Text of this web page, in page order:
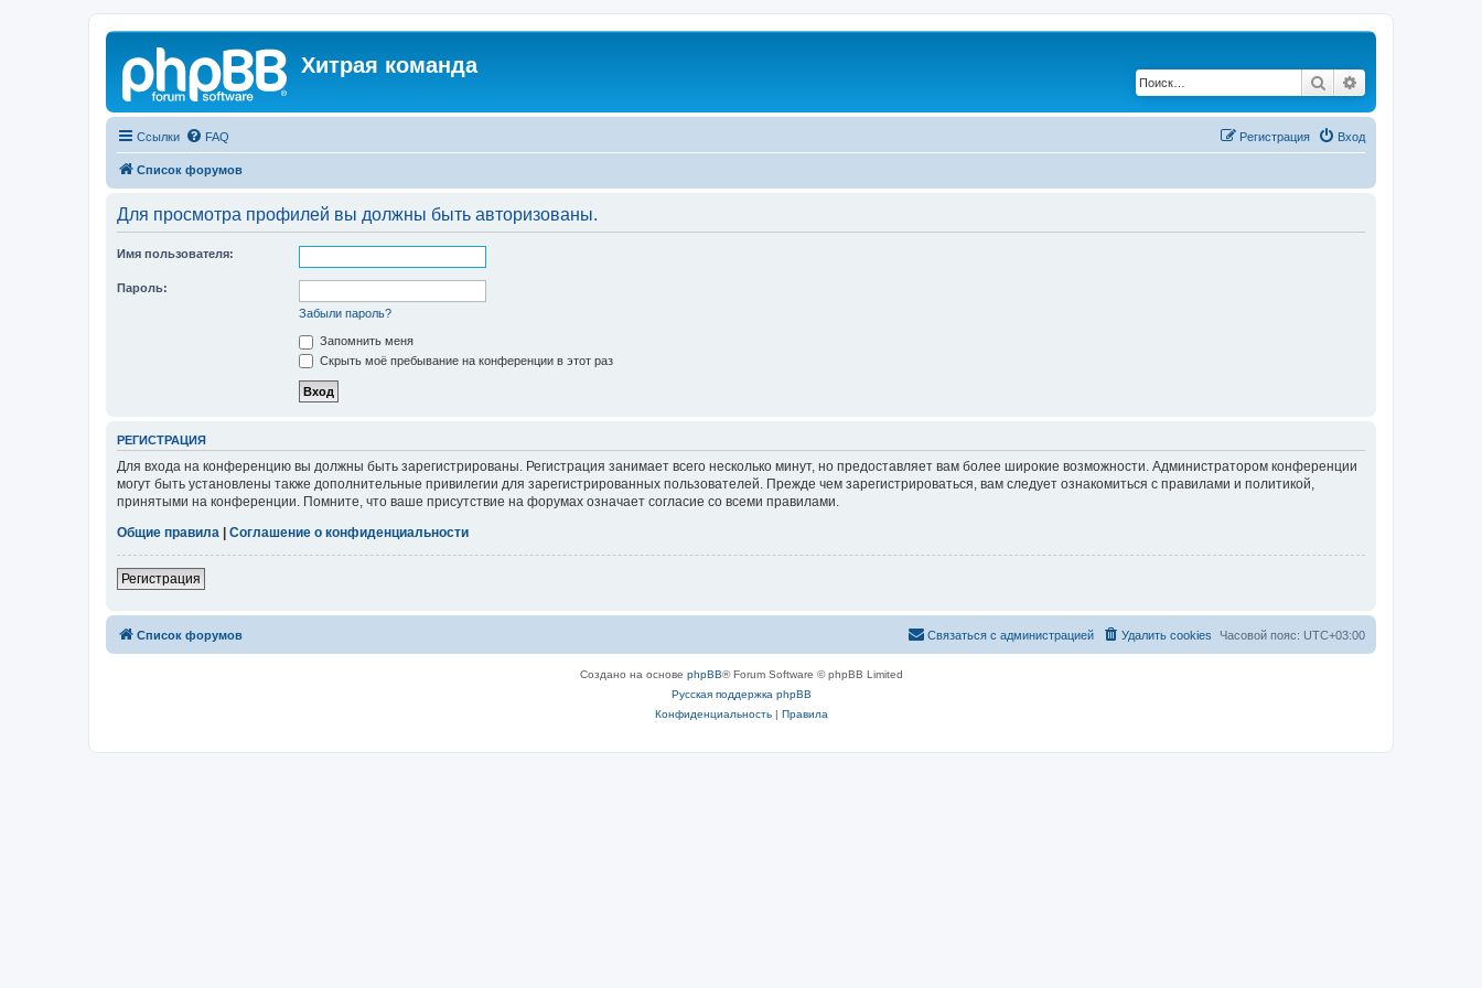
Хитрая команда
Поиск
Ссылки FAQ Вход
Регистрация
Список форумов
Для просмотра профилей вы должны быть авторизованы.
Имя пользователя:
Пароль:
Забыли пароль?
Запомнить меня
Скрыть моё пребывание на конференции в этот раз
РЕГИСТРАЦИЯ
Для входа на конференцию вы должны быть зарегистрированы. Регистрация занимает всего несколько минут, но предоставляет вам более широкие возможности. Администратором конференции
могут быть установлены также дополнительные привилегии для зарегистрированных пользователей. Прежде чем зарегистрироваться, вам следует ознакомиться с правилами и политикой,
принятыми на конференции. Помните, что ваше присутствие на форумах означает согласие со всеми правилами.
Общие правила | Соглашение о конфиденциальности
Регистрация
Список форумов Часовой пояс: UTC+03:00
Удалить cookies
Связаться с администрацией
Создано на основе phpBB® Forum Software © phpBB Limited
Русская поддержка phpBB
Конфиденциальность| Правила